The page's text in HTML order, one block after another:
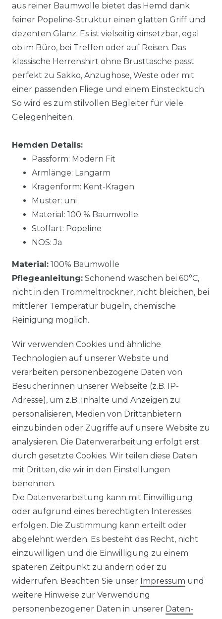
aus reiner Baumwolle bietet das Hemd dank
feiner Popeline-Struktur einen glatten Griff und
dezenten Glanz. Es ist vielseitig einsetzbar, egal
ob im Büro, bei Treffen oder auf Reisen. Das
klassische Herrenshirt ohne Brusttasche passt
perfekt zu Sakko, Anzughose, Weste oder mit
einer passenden Fliege und einem Einstecktuch.
So wird es zum stilvollen Begleiter für viele
Gelegenheiten.
Hemden Details:
Passform: Modern Fit
Armlänge: Langarm
Kragenform: Kent-Kragen
Muster: uni
Material: 100 % Baumwolle
Stoffart: Popeline
NOS: Ja
Material: 100% Baumwolle
Pflegeanleitung: Schonend waschen bei 60°C,
nicht in den Trommeltrockner, nicht bleichen, bei
mittlerer Temperatur bügeln, chemische
Reinigung möglich.
Ähnlicher Artikel
Artikelpaket :
UVP 49,99 €
ab 47,99 € *
Impressum Daten­schutz­erklärung
Wir verwenden Cookies und ähnliche
Technologien auf unserer Website und
verarbeiten personenbezogene Daten von
Besucher:innen unserer Webseite (z.B. IP-
Adresse), um z.B. Inhalte und Anzeigen zu
personalisieren, Medien von Drittanbietern
einzubinden oder Zugriffe auf unsere Website zu
analysieren. Die Datenverarbeitung erfolgt erst
durch gesetzte Cookies. Wir teilen diese Daten
mit Dritten, die wir in den Einstellungen
benennen.
Die Datenverarbeitung kann mit Einwilligung
oder aufgrund eines berechtigten Interesses
erfolgen. Die Zustimmung kann erteilt oder
abgelehnt werden. Es besteht das Recht, nicht
einzuwilligen und die Einwilligung zu einem
späteren Zeitpunkt zu ändern oder zu
widerrufen. Beachten Sie unser Impressum und
weitere Hinweise zur Verwendung
personenbezogener Daten in unserer Daten­